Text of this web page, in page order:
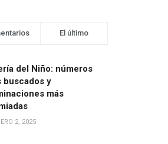
El último
del Niño: números
buscados y
más
2, 2025